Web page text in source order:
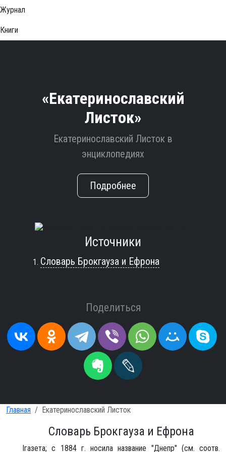
Журнал
Книги
«Екатеринославский
Листок»
Екатеринославский Листок в
энциклопедиях
Подробнее
Источники
Словарь Брокгауза и Ефрона
Поделиться
Главная Екатеринославский Листок
Словарь Брокгауза и Ефрона
Iгазета; с 1884 г. носила название "Днепр" (см. соотв.